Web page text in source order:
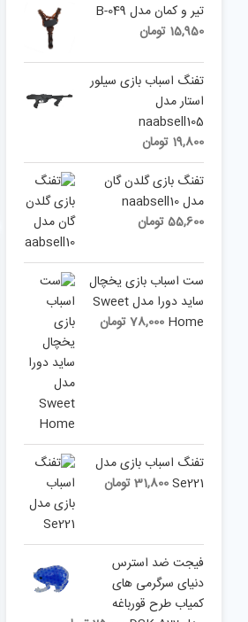
تیر و کمان مدل B-049
15,950 تومان
تفنگ اسباب بازی سیلور
استار مدل
naabsell105
19,800 تومان
تفنگ بازی گلدن گان
مدل naabsell10
55,600تومان
ست اسباب بازی یخچال
ساید دورا مدل Sweet
Home
78,000تومان
تفنگ اسباب بازی مدل
Se221
31,800تومان
فیجت ضد استرس
دنیای سرگرمی های
کمیاب طرح قورباغه